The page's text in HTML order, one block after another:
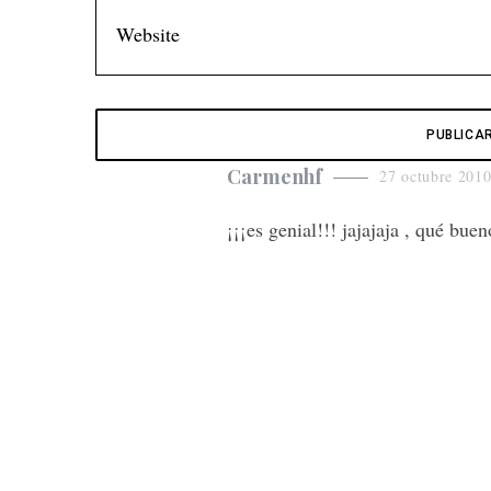
s
y
Carmenhf 27 octubre
¡¡¡es genial!!! jajajaja , qué